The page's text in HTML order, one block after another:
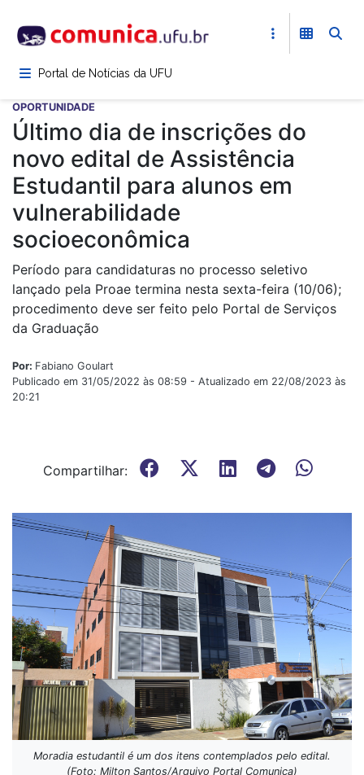
para
conteúdoPortal de Notícias da UFU
OPORTUNIDADE
Último dia de inscrições do
novo edital de Assistência
Estudantil para alunos em
vulnerabilidade
socioeconômica
Período para candidaturas no processo seletivo
lançado pela Proae termina nesta sexta-feira (10/06);
procedimento deve ser feito pelo Portal de Serviços
da Graduação
Por: Fabiano Goulart
Publicado em 31/05/2022 às 08:59 - Atualizado em 22/08/2023 às
20:21
Compartilhar:
Moradia estudantil é um dos itens contemplados pelo edital.
(Foto: Milton Santos/Arquivo Portal Comunica)